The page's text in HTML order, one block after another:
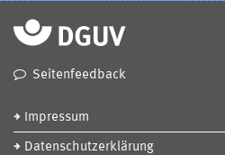
Seitenfeedback
Impressum
Datenschutzerklärung